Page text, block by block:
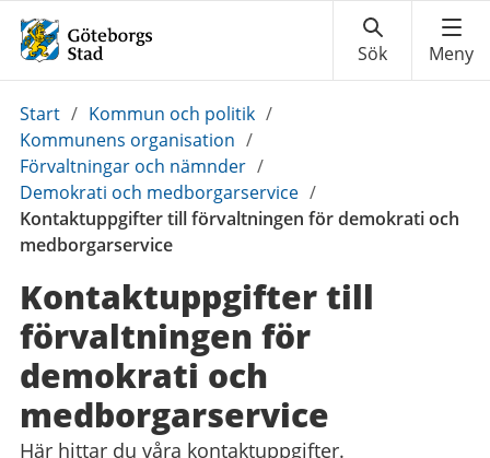
Du
är
här:
Start / Kommun och politik /
Kommunens organisation /
Förvaltningar och nämnder /
Demokrati och medborgarservice /
Kontaktuppgifter till förvaltningen för demokrati och
medborgarservice
Kontaktuppgifter till
förvaltningen för
demokrati och
medborgarservice
Här hittar du våra kontaktuppgifter.